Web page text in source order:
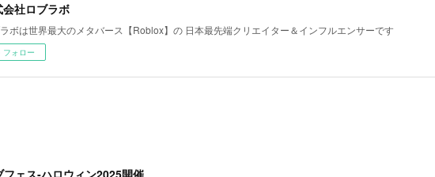
会社ロブラボ
ボは世界最大のメタバース【Roblox】の 日本最先端クリエイター＆インフルエンサーです
フォロー
ェス‐ハロウィン2025開催